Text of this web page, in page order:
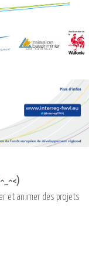
et animer des projets